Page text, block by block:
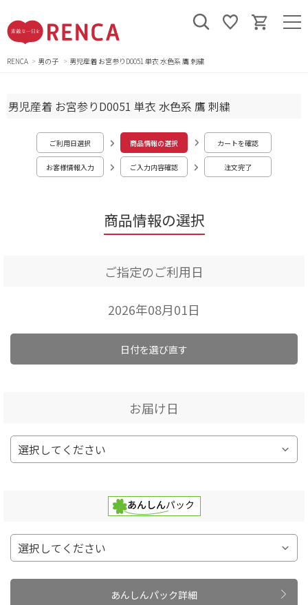
RENCA 男の子 男児産着 お宮参りD0051 単衣 水色系 鷹 刺繍
商品情報の選択
男児産着 お宮参りD0051 単衣 水色系 鷹 刺繍
ご利用日選択 商品情報の選択 カートを確認
お客様情報入力 ご入力内容確認 注文完了
ご指定のご利用日
2026年08月01日
日付を選び直す
お届け日
あんしんパック詳細